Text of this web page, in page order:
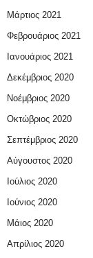
Μάρτιος 2021
Φεβρουάριος 2021
Ιανουάριος 2021
Δεκέμβριος 2020
Νοέμβριος 2020
Οκτώβριος 2020
Σεπτέμβριος 2020
Αύγουστος 2020
Ιούλιος 2020
Ιούνιος 2020
Μάιος 2020
Απρίλιος 2020